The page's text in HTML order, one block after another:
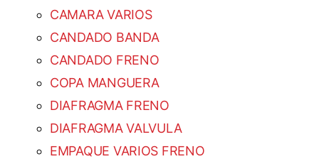
CAMARA VARIOS
CANDADO BANDA
CANDADO FRENO
COPA MANGUERA
DIAFRAGMA FRENO
DIAFRAGMA VALVULA
EMPAQUE VARIOS FRENO